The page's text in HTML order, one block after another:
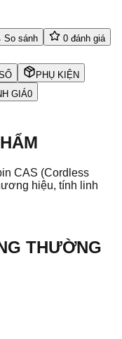
So sánh 0 đánh giá
PHỤ KIỆN
GIÁ0
CAS (Cordless
hiệu, tính linh
THƯỜNG